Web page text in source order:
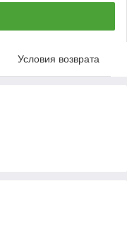
Условия возврата